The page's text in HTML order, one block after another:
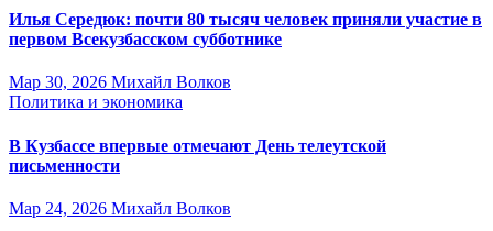
Илья Середюк: почти 80 тысяч человек приняли участие в
первом Всекузбасском субботнике
Мар 30, 2026 Михайл Волков
Политика и экономика
В Кузбассе впервые отмечают День телеутской
письменности
Мар 24, 2026 Михайл Волков